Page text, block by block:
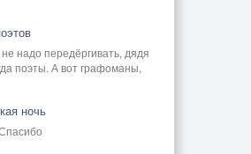
надо передёргивать, дядя
поэты. А вот графоманы,
ночь